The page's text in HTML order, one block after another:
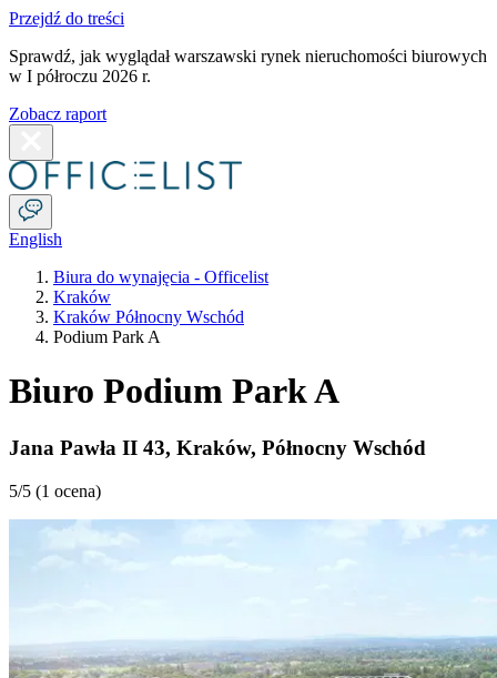
Przejdź do treści
Sprawdź, jak wyglądał warszawski rynek nieruchomości biurowych
w I półroczu 2026 r.
Zobacz raport
English
Biura do wynajęcia - Officelist
Kraków
Kraków Północny Wschód
Podium Park A
Biuro Podium Park A
Jana Pawła II 43, Kraków, Północny Wschód
5/5 (1 ocena)